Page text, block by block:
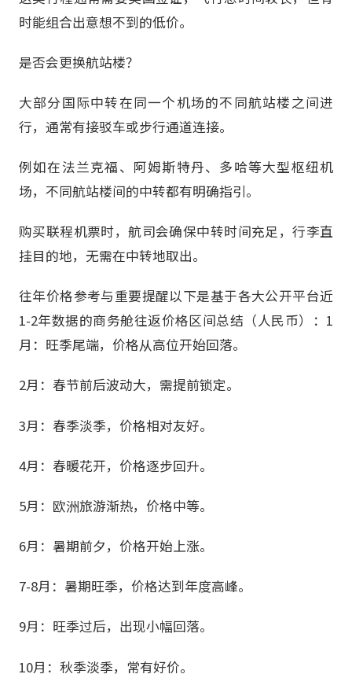
时能组合出意想不到的低价。
是否会更换航站楼？
大部分国际中转在同一个机场的不同航站楼之间进
行，通常有接驳车或步行通道连接。
例如在法兰克福、阿姆斯特丹、多哈等大型枢纽机
场，不同航站楼间的中转都有明确指引。
购买联程机票时，航司会确保中转时间充足，行李直
挂目的地，无需在中转地取出。
往年价格参考与重要提醒以下是基于各大公开平台近
1-2年数据的商务舱往返价格区间总结（人民币）：1
月：旺季尾端，价格从高位开始回落。
2月：春节前后波动大，需提前锁定。
3月：春季淡季，价格相对友好。
4月：春暖花开，价格逐步回升。
5月：欧洲旅游渐热，价格中等。
6月：暑期前夕，价格开始上涨。
7-8月：暑期旺季，价格达到年度高峰。
9月：旺季过后，出现小幅回落。
10月：秋季淡季，常有好价。